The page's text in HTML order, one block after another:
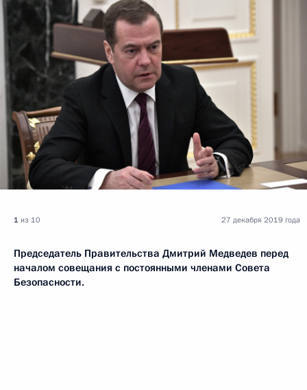
1 из 10
Председатель Правительства Дмитрий Медведев перед
началом совещания с постоянными членами Совета
Безопасности.
27 декабря 2019 года